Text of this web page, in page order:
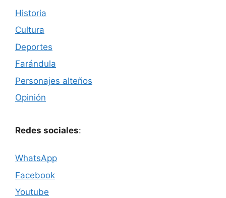
Historia
Cultura
Deportes
Farándula
Personajes alteños
Opinión
Redes sociales:
WhatsApp
Facebook
Youtube